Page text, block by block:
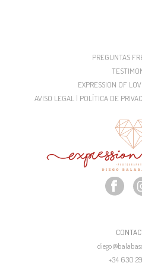
PREGUNTAS
EXPRESSION OF
AVISO LEGAL | POLÍTICA DE
+34 630